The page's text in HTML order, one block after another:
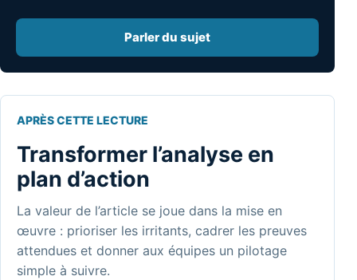
Parler du sujet
APRÈS CETTE LECTURE
Transformer l’analyse en
plan d’action
La valeur de l’article se joue dans la mise en
œuvre : prioriser les irritants, cadrer les preuves
attendues et donner aux équipes un pilotage
simple à suivre.